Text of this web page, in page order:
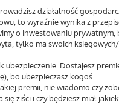
działalność
to wyraźnie wynika z
o inwestowaniu prywatnym,
tylko ma swoich
ubezpieczenie. Dostajesz
bo ubezpieczasz kogoś.
premii, nie wiadomo czy
ziści i czy będziesz miał